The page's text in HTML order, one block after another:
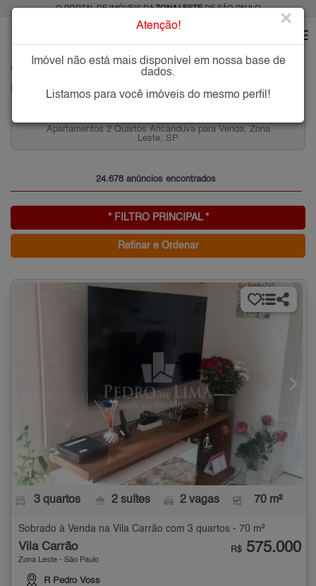
O PORTAL DE IMÓVEIS DAZONA LESTEDE SÃO PAULO
PESQUISA: Imóveis na Zona Leste de SP
Apartamentos 2 Quartos Aricanduva para Venda, Zona
Leste, SP
24.678 anúncios encontrados
* FILTRO PRINCIPAL *
Refinar e Ordenar
3 quartos 2 suítes 2 vagas 70 m²
Sobrado à Venda na Vila Carrão com 3 quartos - 70 m²
Vila Carrão
Zona Leste - São Paulo
R Pedro Voss
R$ 575.000
Atenção! ×
Imóvel não está mais disponível em nossa base de
dados.
Listamos para você imóveis do mesmo perfil!